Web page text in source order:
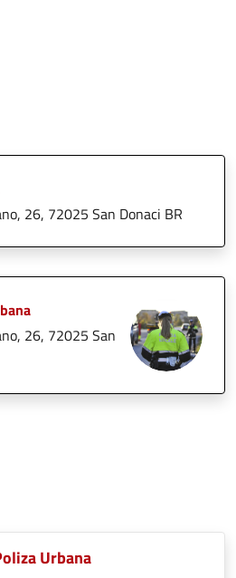
26, 72025 San Donaci BR
26, 72025 San
Urbana